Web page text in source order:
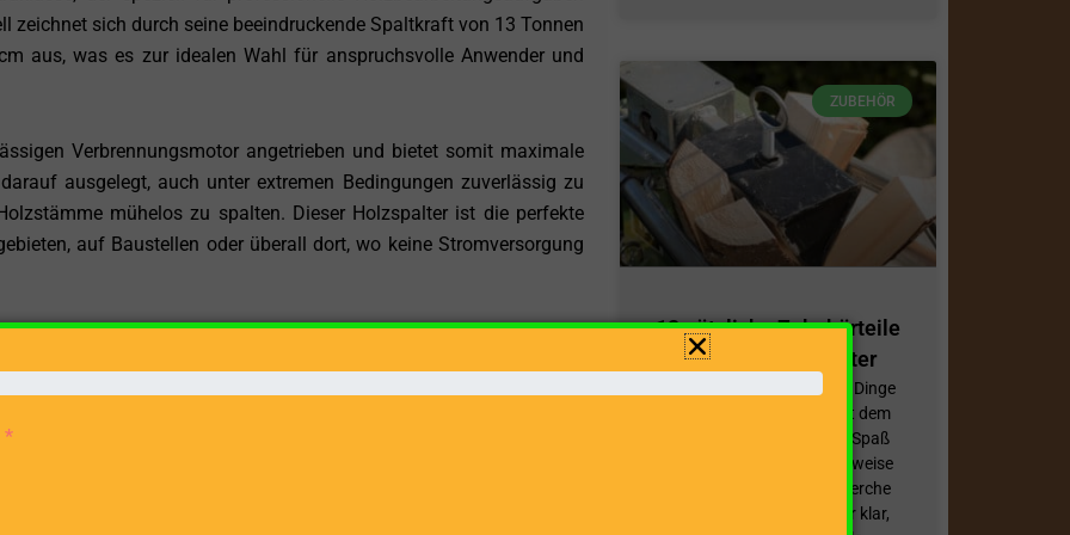
zeichnet sich durch seine beeindruckende Spaltkraft von 13 Tonnen
aus, was es zur idealen Wahl für anspruchsvolle Anwender und
Verbrennungsmotor angetrieben und bietet somit maximale
ausgelegt, auch unter extremen Bedingungen zuverlässig zu
mühelos zu spalten. Dieser Holzspalter ist die perfekte
auf Baustellen oder überall dort, wo keine Stromversorgung
DI ermöglicht es Ihnen, selbst die härtesten und knorrigsten
Sie Hartholz, Weichholz oder andere Holzarten verarbeiten – dieser
Die maximale Spaltgutlänge von 111 cm bietet die notwendige
verarbeiten, ohne sie vorher zerschneiden zu müssen. Dies spart
DI beträgt beeindruckende 30 cm/s, was bedeutet, dass Sie Holz
ZUBEHÖR
12 nützliche Zubehörteile
für Ihren Holzspalter
Die Verwendung mancher Dinge
macht manchmal erst mit dem
richtigen Zubehör richtig Spaß
bzw. erleichtert dieses teilweise
vieles. Während der Recherche
für diesen Beitrag war mir klar,